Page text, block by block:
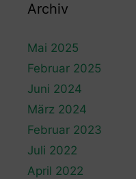
Archiv
Mai 2025
Februar 2025
Juni 2024
März 2024
Februar 2023
Juli 2022
April 2022